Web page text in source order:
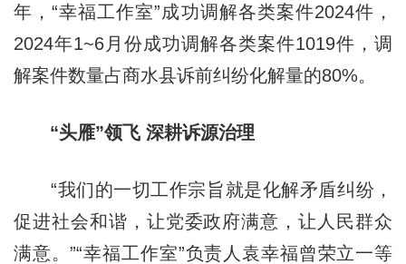
年，“幸福工作室”成功调解各类案件2024件，
2024年1~6月份成功调解各类案件1019件，调
解案件数量占商水县诉前纠纷化解量的80%。
“头雁”领飞 深耕诉源治理
“我们的一切工作宗旨就是化解矛盾纠纷，
促进社会和谐，让党委政府满意，让人民群众
满意。”“幸福工作室”负责人袁幸福曾荣立一等